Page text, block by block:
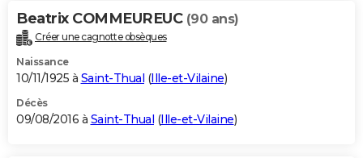
Beatrix COMMEUREUC (90 ans)
Créer une cagnotte obsèques
Naissance
10/11/1925 à Saint-Thual (Ille-et-Vilaine)
Décès
09/08/2016 à Saint-Thual (Ille-et-Vilaine)